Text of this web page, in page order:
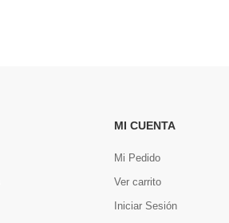
MI CUENTA
Mi Pedido
Ver carrito
Iniciar Sesión